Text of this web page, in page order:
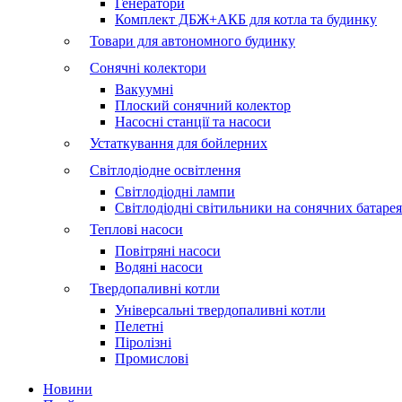
Генератори
Комплект ДБЖ+АКБ для котла та будинку
Товари для автономного будинку
Сонячні колектори
Вакуумні
Плоский сонячний колектор
Насосні станції та насоси
Устаткування для бойлерних
Світлодіодне освітлення
Світлодіодні лампи
Світлодіодні світильники на сонячних
Теплові насоси
Повітряні насоси
Водяні насоси
Твердопаливні котли
Універсальні твердопаливні котли
Пелетні
Піролізні
Промислові
Новини